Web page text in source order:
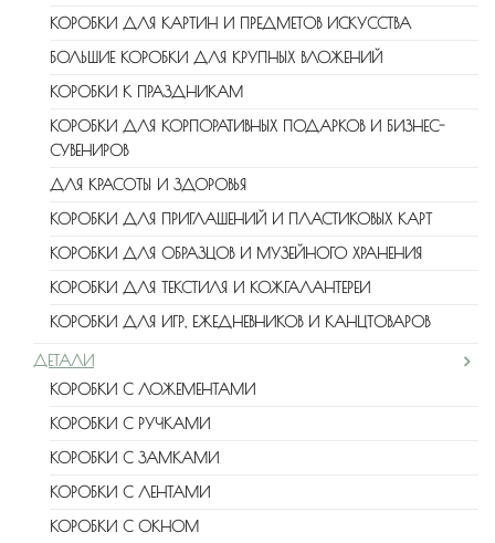
КОРОБКИ ДЛЯ КАРТИН И ПРЕДМЕТОВ ИСКУССТВА
БОЛЬШИЕ КОРОБКИ ДЛЯ КРУПНЫХ ВЛОЖЕНИЙ
КОРОБКИ К ПРАЗДНИКАМ
КОРОБКИ ДЛЯ КОРПОРАТИВНЫХ ПОДАРКОВ И БИЗНЕС-
СУВЕНИРОВ
ДЛЯ КРАСОТЫ И ЗДОРОВЬЯ
КОРОБКИ ДЛЯ ПРИГЛАШЕНИЙ И ПЛАСТИКОВЫХ КАРТ
КОРОБКИ ДЛЯ ОБРАЗЦОВ И МУЗЕЙНОГО ХРАНЕНИЯ
КОРОБКИ ДЛЯ ТЕКСТИЛЯ И КОЖГАЛАНТЕРЕИ
КОРОБКИ ДЛЯ ИГР, ЕЖЕДНЕВНИКОВ И КАНЦТОВАРОВ
ДЕТАЛИ
КОРОБКИ С ЛОЖЕМЕНТАМИ
КОРОБКИ С РУЧКАМИ
КОРОБКИ С ЗАМКАМИ
КОРОБКИ С ЛЕНТАМИ
КОРОБКИ С ОКНОМ